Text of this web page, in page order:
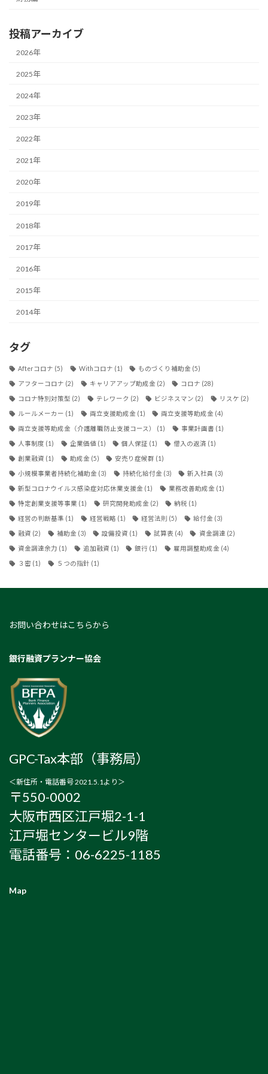
投稿アーカイブ
2026年
2025年
2024年
2023年
2022年
2021年
2020年
2019年
2018年
2017年
2016年
2015年
2014年
タグ
Afterコロナ (5) Withコロナ (1) ものづくり補助金 (5)
アフターコロナ (2) キャリアアップ助成金 (2) コロナ (28)
コロナ特別対策型 (2) テレワーク (2) ビジネスマン (2) リスケ (2)
ルールメーカー (1) 両立支援助成金 (1) 両立支援等助成金 (4)
両立支援等助成金（介護離職防止支援コース） (1) 事業計画書 (1)
人事制度 (1) 企業価値(1) 個人保証 (1) 借入の返済 (1)
創業融資 (1) 助成金 (5) 安売り症候群 (1)
小規模事業者持続化補助金 (3) 持続化給付金 (3) 新入社員 (3)
新型コロナウイルス感染症対応休業支援金 (1) 業務改善助成金 (1)
特定創業支援等事業 (1) 研究開発助成金 (2) 納税 (1)
経営の判断基準 (1) 経営戦略 (1) 経営法則 (5) 給付金 (3)
融資 (2) 補助金 (3) 設備投資 (1) 試算表 (4) 資金調達 (2)
資金調達余力 (1) 追加融資 (1) 銀行 (1) 雇用調整助成金 (4)
３密 (1) ５つの指針 (1)
お問い合わせはこちらから
銀行融資プランナー協会
GPC-Tax本部（事務局）
＜新住所・電話番号 2021.5.1より＞
〒550-0002
大阪市西区江戸堀2-1-1
江戸堀センタービル9階
電話番号：06-6225-1185
Map